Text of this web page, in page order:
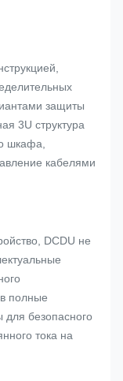
защиты
3U структура
шкафа,
кабелями
DCDU не
полные
для безопасного
тока на